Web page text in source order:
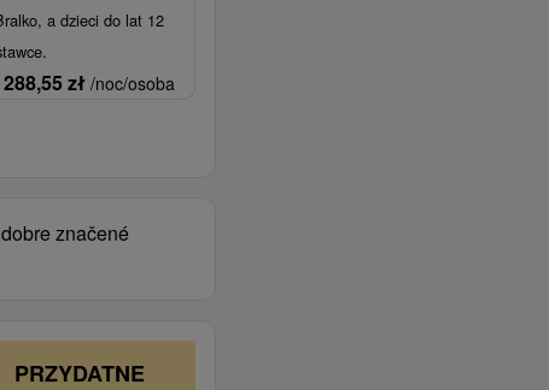
a dzieci do lat 12
288,55zł /noc/osoba
značené
PRZYDATNE